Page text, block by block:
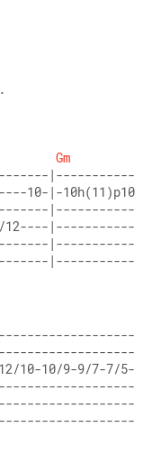
Gm
|-
10-10/9-9/7-7/
|